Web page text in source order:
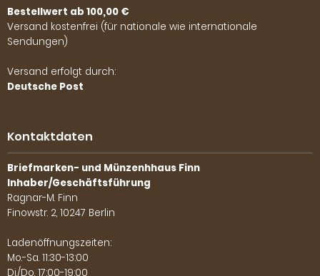
Bestellwert ab 100,00 €
Versand kostenfrei (für nationale wie internationale
Sendungen)
Versand erfolgt durch:
Deutsche Post
Kontaktdaten
Briefmarken- und Münzenhhaus Finn
Inhaber/Geschäftsführung
Ragnar-M. Finn
Finowstr. 2, 10247 Berlin
Ladenöffnungszeiten:
Mo.-Sa. 11:30-13:00
Di./Do. 17:00-19:00